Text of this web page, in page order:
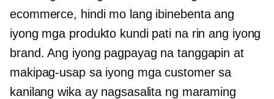
ecommerce, hindi mo lang ibinebenta ang
iyong mga produkto kundi pati na rin ang iyong
brand. Ang iyong pagpayag na tanggapin at
makipag-usap sa iyong mga customer sa
kanilang wika ay nagsasalita ng maraming